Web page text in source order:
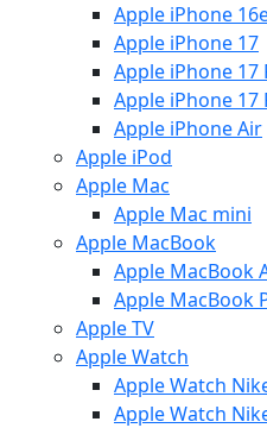
Apple iPhone
Apple iPhone 17
Apple iPhone 17
Apple iPhone 17
Apple iPhone Air
Apple iPod
Apple Mac
Apple Mac mini
Apple MacBook
Apple MacBook
Apple MacBook
Apple TV
Apple Watch
Apple Watch
Apple Watch